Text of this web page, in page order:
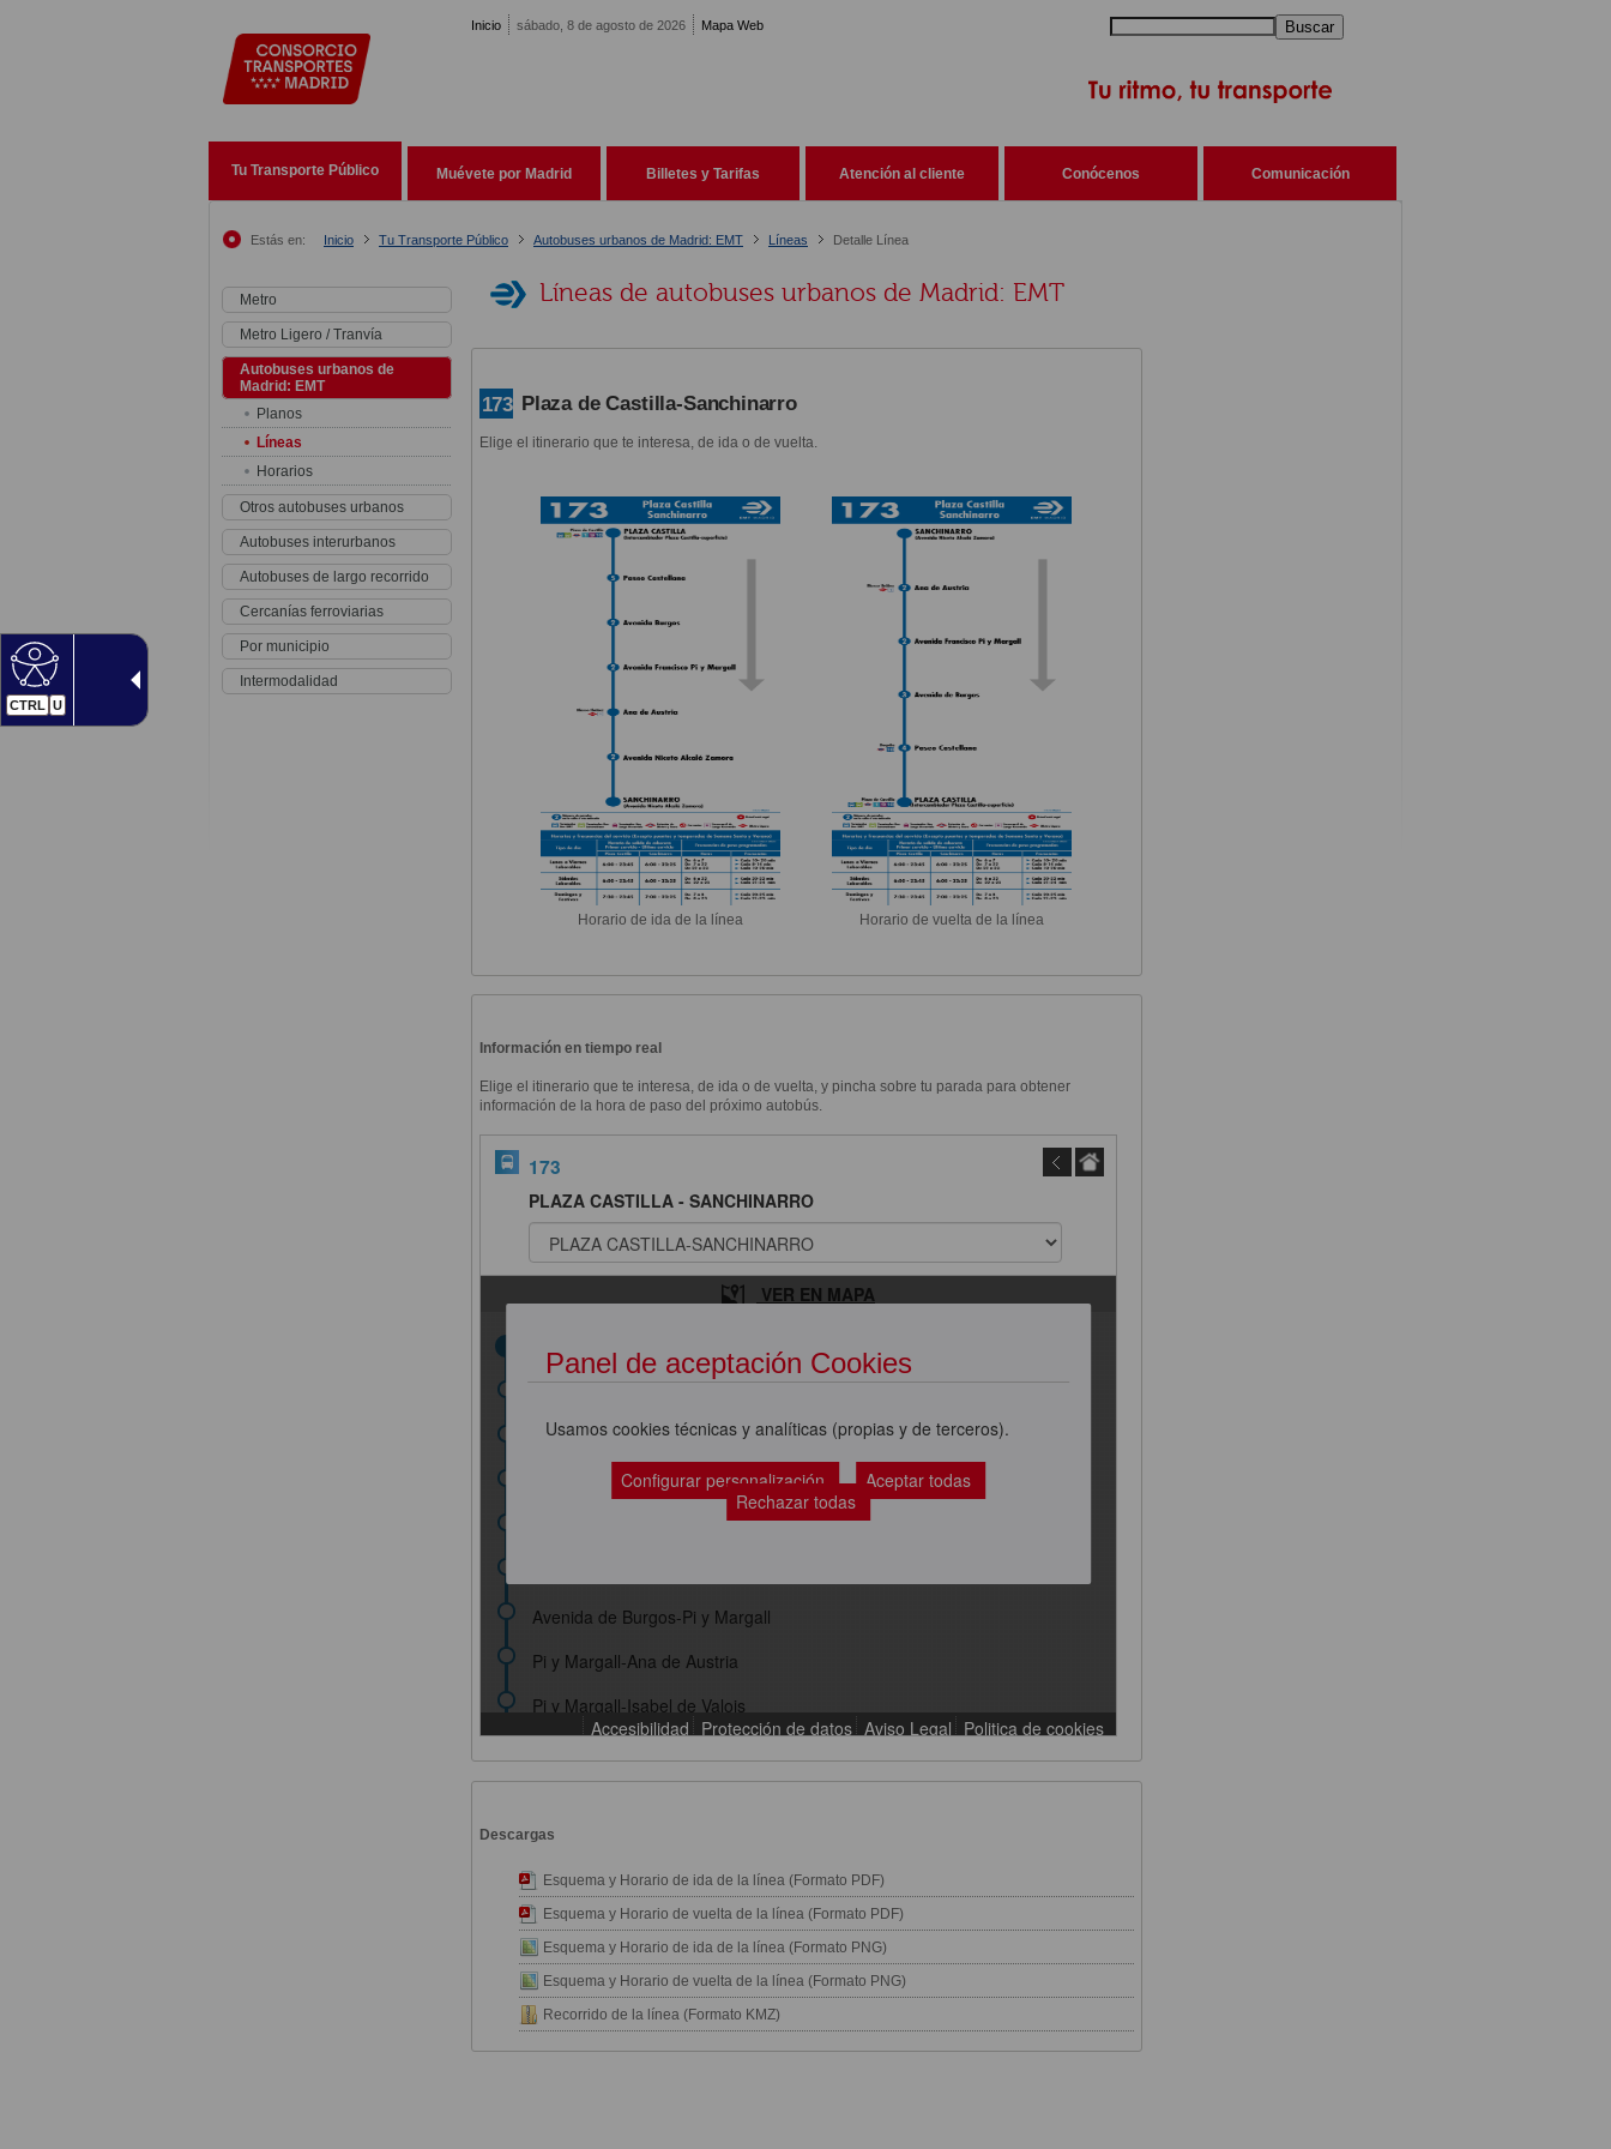
CTRL U
Inicio sábado, 8 de agosto de 2026 Mapa Web Buscar
Tu Transporte Público Muévete por Madrid Billetes y Tarifas Atención al cliente Conócenos Comunicación
Estás en: Inicio Tu Transporte Público Autobuses urbanos de Madrid: EMT Líneas Detalle Línea
Metro
Metro Ligero / Tranvía
Autobuses urbanos de
Madrid: EMT
Planos
Líneas
Horarios
Otros autobuses urbanos
Autobuses interurbanos
Autobuses de largo recorrido
Cercanías ferroviarias
Por municipio
Intermodalidad
Líneas de autobuses urbanos de Madrid: EMT
173 Plaza de Castilla-Sanchinarro
Elige el itinerario que te interesa, de ida o de vuelta.
Horario de ida de la línea Horario de vuelta de la línea
Información en tiempo real
Elige el itinerario que te interesa, de ida o de vuelta, y pincha sobre tu parada para obtener
información de la hora de paso del próximo autobús.
Descargas
Esquema y Horario de ida de la línea (Formato PDF)
Esquema y Horario de vuelta de la línea (Formato PDF)
Esquema y Horario de ida de la línea (Formato PNG)
Esquema y Horario de vuelta de la línea (Formato PNG)
Recorrido de la línea (Formato KMZ)